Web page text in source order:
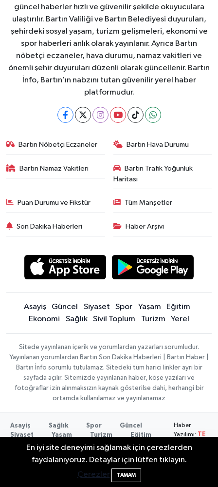
güncel haberler hızlı ve güvenilir şekilde okuyuculara
ulaştırılır. Bartın Valiliği ve Bartın Belediyesi duyuruları,
şehirdeki sosyal yaşam, turizm gelişmeleri, ekonomi ve
spor haberleri anlık olarak yayınlanır. Ayrıca Bartın
nöbetçi eczaneler, hava durumu, namaz vakitleri ve
önemli şehir duyuruları düzenli olarak güncellenir. Bartın
İnfo, Bartın’ın nabzını tutan güvenilir yerel haber
platformudur.
Bartın Nöbetçi Eczaneler Bartın Hava Durumu
Bartin Namaz Vakitleri
Bartın Trafik Yoğunluk
Haritası
Puan Durumu ve Fikstür Tüm Manşetler
Son Dakika Haberleri Haber Arşivi
Asayiş Güncel Siyaset Spor Yaşam
Eğitim
Ekonomi
Sağlık Sivil Toplum Turizm Yerel
Sitede yayınlanan içerik ve yorumlardan yazarları sorumludur.
Yayınlanan yorumlardan Bartın Son Dakika Haberleri | Bartın Haber |
Bartın İnfo sorumlu tutulamaz. Sitedeki tüm harici linkler ayrı bir
sayfada açılır. Sitemizde yayınlanan haber, köşe yazıları ve
fotoğraflar izin alınmaksızın kaynak gösterilse dahi, herhangi bir
ortamda kullanılamaz ve yayınlanamaz
Asayiş Sağlık Spor
Güncel
Siyaset
Yaşam Turizm
Eğitim
Magazin
Künye
Konaklama tesisleri
Bartın Medya
Haber
Yazılımı: TE
Bilişim
2026
En iyi site deneyimi sağlamak için çerezlerden
faydalanıyoruz. Detaylar için lütfen tıklayın.
Çerezler
TAMAM
2 Buzağı Hediyeli Bal Festivalinde Hande
Ünsal Sahne Alacak